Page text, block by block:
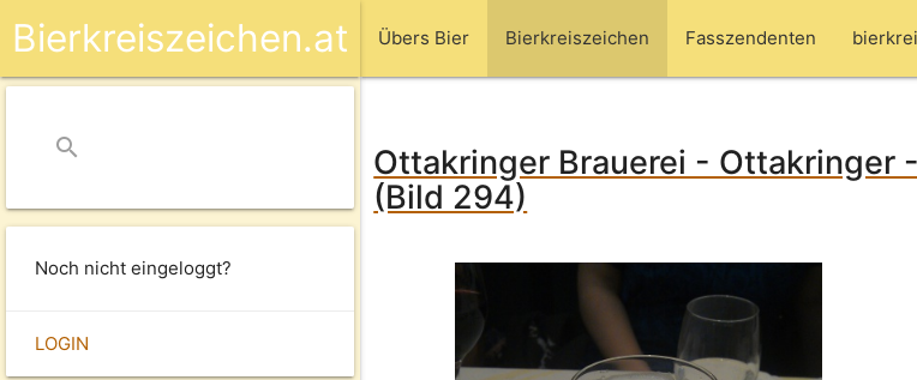
Übers Bier Bierkreiszeichen Fasszendenten
Bierkreiszeichen.at
search
Noch nicht eingeloggt?
LOGIN
Ottakringer Brauerei - Ottakringer
(Bild 294)